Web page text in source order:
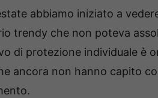
abbiamo iniziato a
trendy che non poteva
di protezione individuale è
ancora non hanno capito